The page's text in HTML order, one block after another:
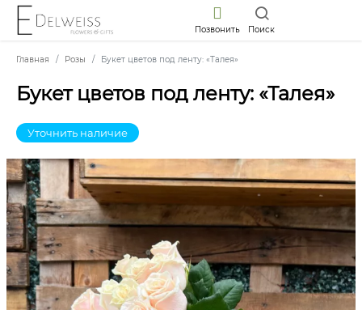
Позвонить Поиск
Главная Розы Букет цветов под ленту: «Талея»
Букет цветов под ленту: «Талея»
Уточнить наличие